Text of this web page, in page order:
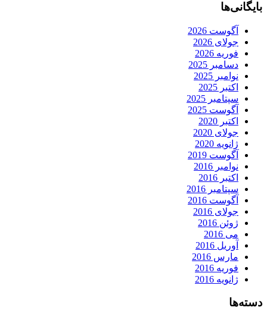
بایگانی‌ها
آگوست 2026
جولای 2026
فوریه 2026
دسامبر 2025
نوامبر 2025
اکتبر 2025
سپتامبر 2025
آگوست 2025
اکتبر 2020
جولای 2020
ژانویه 2020
آگوست 2019
نوامبر 2016
اکتبر 2016
سپتامبر 2016
آگوست 2016
جولای 2016
ژوئن 2016
می 2016
آوریل 2016
مارس 2016
فوریه 2016
ژانویه 2016
دسته‌ها